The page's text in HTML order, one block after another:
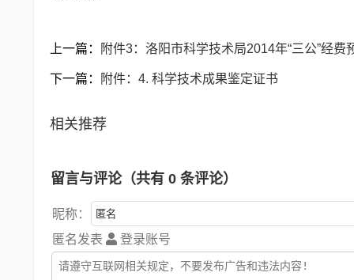
上一篇： 附件3：洛阳市科学技术局2014年“三公”经费
下一篇： 附件：4. 科学技术成果鉴定证书
相关推荐
留言与评论（共有 0 条评论）
昵称：
匿名发表
登录账号